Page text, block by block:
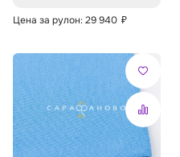
Цена за рулон: 29 940 ₽